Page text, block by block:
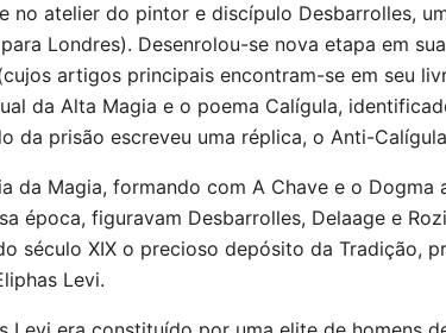
no atelier do pintor e discípulo Desbarrolles,
Londres). Desenrolou-se nova etapa em
artigos principais encontram-se em seu
da Alta Magia e o poema Calígula,
da prisão escreveu uma réplica, o Anti-
da Magia, formando com A Chave e o
época, figuravam Desbarrolles, Delaage e
século XIX o precioso depósito da Tradição,
Levi.